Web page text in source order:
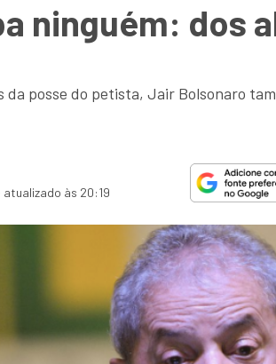
ninguém: dos
da posse do petista, Jair Bolsonaro
atualizado às 20:19